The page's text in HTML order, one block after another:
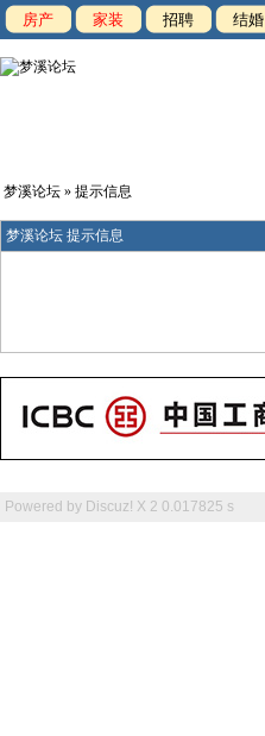
房产 家装 招聘 结婚
梦溪论坛 » 提示信息
梦溪论坛 提示信息
Powered by Discuz! X 2 0.017825 s